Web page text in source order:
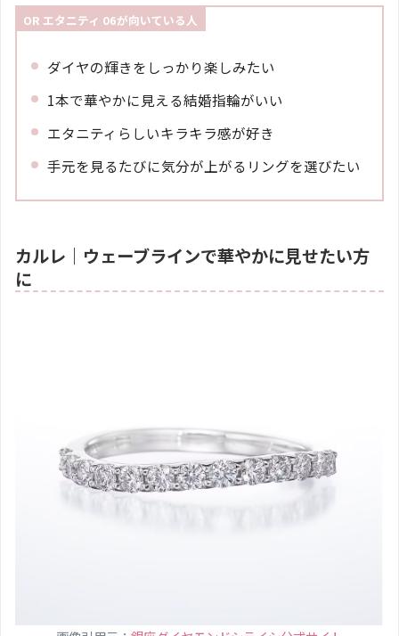
OR エタニティ 06が向いている人
ダイヤの輝きをしっかり楽しみたい
1本で華やかに見える結婚指輪がいい
エタニティらしいキラキラ感が好き
手元を見るたびに気分が上がるリングを選びたい
カルレ｜ウェーブラインで華やかに見せたい方
に